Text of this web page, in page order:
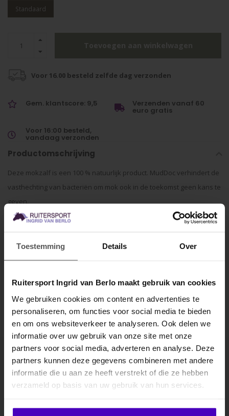
Toestemming Details Over
Ruitersport Ingrid van Berlo maakt gebruik van cookies
We gebruiken cookies om content en advertenties te
personaliseren, om functies voor social media te bieden
en om ons websiteverkeer te analyseren. Ook delen we
informatie over uw gebruik van onze site met onze
partners voor social media, adverteren en analyse. Deze
partners kunnen deze gegevens combineren met andere
informatie die u aan ze heeft verstrekt of die ze hebben
verzameld op basis van uw gebruik van hun services.
Standaard
Voor 16.00 besteld zelfde dag verzonden
Gem. klantscore: 9,5 Verzenden vanaf 60
euro gratis
Voor 16:00 besteld,
vandaag verzonden
Productomschrijving
Deze mokzalf is een 100 % natuurlijk product. MudDoc verhindert de
vasthechting van bacteriën om mok ook in de toekomst geen kans te
geven.
Gerelateerde producten
Abonneer je op onze nieuwsbrief
Blijf op de hoogte over onze laatste acties
MELD JE AAN VOOR
10% KORTING
.